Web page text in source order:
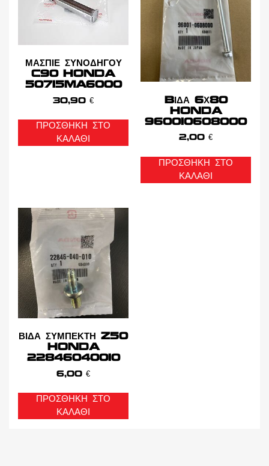
ΜΑΣΠΙΕ ΣΥΝΟΔΗΓΟΥ
C90 HONDA
50715MA6000
30,90 €
ΠΡΟΣΘΉΚΗ ΣΤΟ
ΚΑΛΆΘΙ
BΙΔΑ 6Χ80
HONDA
960010608000
2,00 €
ΠΡΟΣΘΉΚΗ ΣΤΟ
ΚΑΛΆΘΙ
ΒΙΔΑ ΣΥΜΠΕΚΤΗ Z50
HONDA
22846040010
6,00 €
ΠΡΟΣΘΉΚΗ ΣΤΟ
ΚΑΛΆΘΙ